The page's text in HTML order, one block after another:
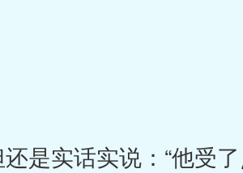
是实话实说：“他受